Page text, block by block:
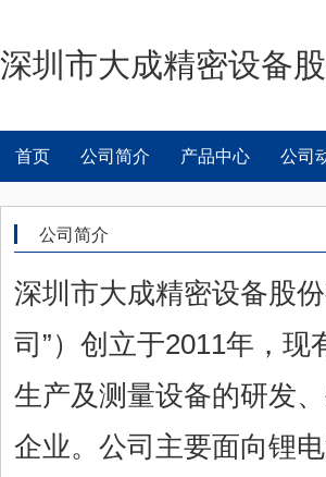
深圳市大成精密设备
首页 公司简介 产品中心 公司
公司简介
深圳市大成精密设备股
司”）创立于2011年，
生产及测量设备的研发
企业。公司主要面向锂